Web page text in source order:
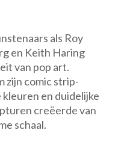
als Roy
en Keith Haring
van pop art.
zijn comic strip-
en duidelijke
creëerde van
schaal.